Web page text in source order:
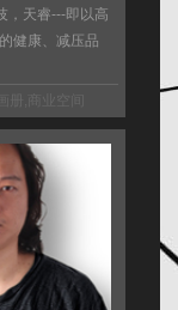
，天睿---即以高
健康、减压品